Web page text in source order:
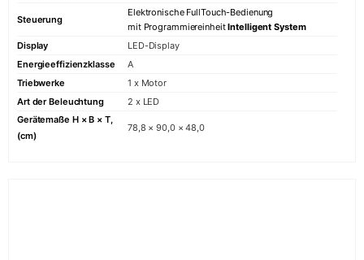
Steuerung
Elektronische FullTouch-Bedienung
mit ProgrammiereinheitIntelligent System
Display
LED-Display
Energieeffizienzklasse
A
Triebwerke
1 x Motor
Art der Beleuchtung
2 x LED
Gerätemaße H × B × T,
(cm)
78,8 × 90,0 × 48,0